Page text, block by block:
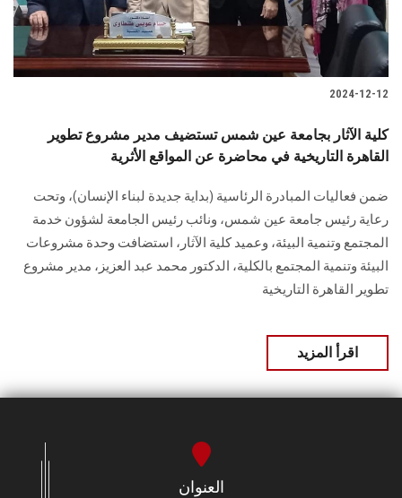
الدراسات العليا
الخريجين
سجل الان
2024-12-12
كلية الآثار بجامعة عين شمس تستضيف مدير مشروع تطوير
القاهرة التاريخية في محاضرة عن المواقع الأثرية
ضمن فعاليات المبادرة الرئاسية (بداية جديدة لبناء الإنسان)، وتحت
رعاية رئيس جامعة عين شمس، ونائب رئيس الجامعة لشؤون خدمة
المجتمع وتنمية البيئة، وعميد كلية الآثار، استضافت وحدة مشروعات
البيئة وتنمية المجتمع بالكلية، الدكتور محمد عبد العزيز، مدير مشروع
تطوير القاهرة التاريخية
اقرأ المزيد
العنوان